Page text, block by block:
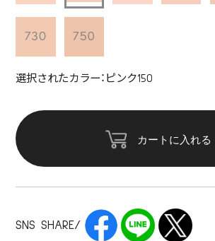
選択されたカラー：ピンク150
カートに入れる
SNS SHARE/